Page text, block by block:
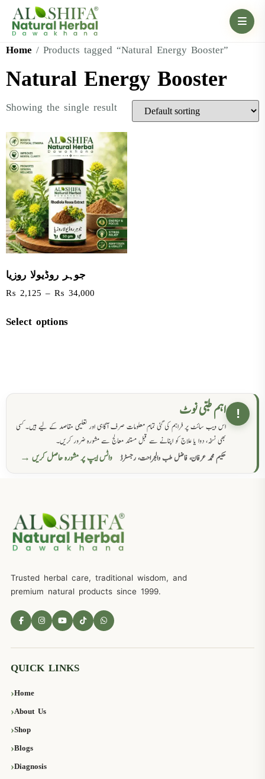
Home / Products tagged “Natural Energy Booster”
Natural Energy Booster
Showing the single result
جوہر روڈیولا روزیا
₨ 2,125 – ₨ 34,000
Select options
! اہم طبی نوٹ
اس ویب سائٹ پر فراہم کی گئی تمام معلومات صرف آگاہی اور تعلیمی مقاصد کے لیے ہیں۔ کسی
بھی نسخہ، دوا یا علاج کو اپنانے سے قبل مستند معالج سے مشورہ ضرور کریں۔
حکیم محمد عرفان، فاضل طب والجراحت، رجسٹرڈ
واٹس ایپ پر مشورہ حاصل کریں →
Trusted herbal care, traditional wisdom, and
premium natural products since 1999.
QUICK LINKS
Home
About Us
Shop
Blogs
Diagnosis